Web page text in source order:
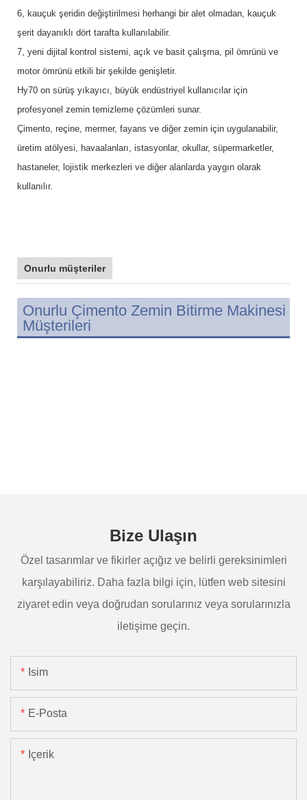
6, kauçuk şeridin değiştirilmesi herhangi bir alet olmadan, kauçuk
şerit dayanıklı dört tarafta kullanılabilir.
7, yeni dijital kontrol sistemi, açık ve basit çalışma, pil ömrünü ve
motor ömrünü etkili bir şekilde genişletir.
Hy70 on sürüş yıkayıcı, büyük endüstriyel kullanıcılar için
profesyonel zemin temizleme çözümleri sunar.
Çimento, reçine, mermer, fayans ve diğer zemin için uygulanabilir,
üretim atölyesi, havaalanları, istasyonlar, okullar, süpermarketler,
hastaneler, lojistik merkezleri ve diğer alanlarda yaygın olarak
kullanılır.
Onurlu müşteriler
Onurlu Çimento Zemin Bitirme Makinesi
Müşterileri
Bize Ulaşın
Özel tasarımlar ve fikirler açığız ve belirli gereksinimleri
karşılayabiliriz. Daha fazla bilgi için, lütfen web sitesini
ziyaret edin veya doğrudan sorularınız veya sorularınızla
iletişime geçin.
Isim
E-Posta
Içerik